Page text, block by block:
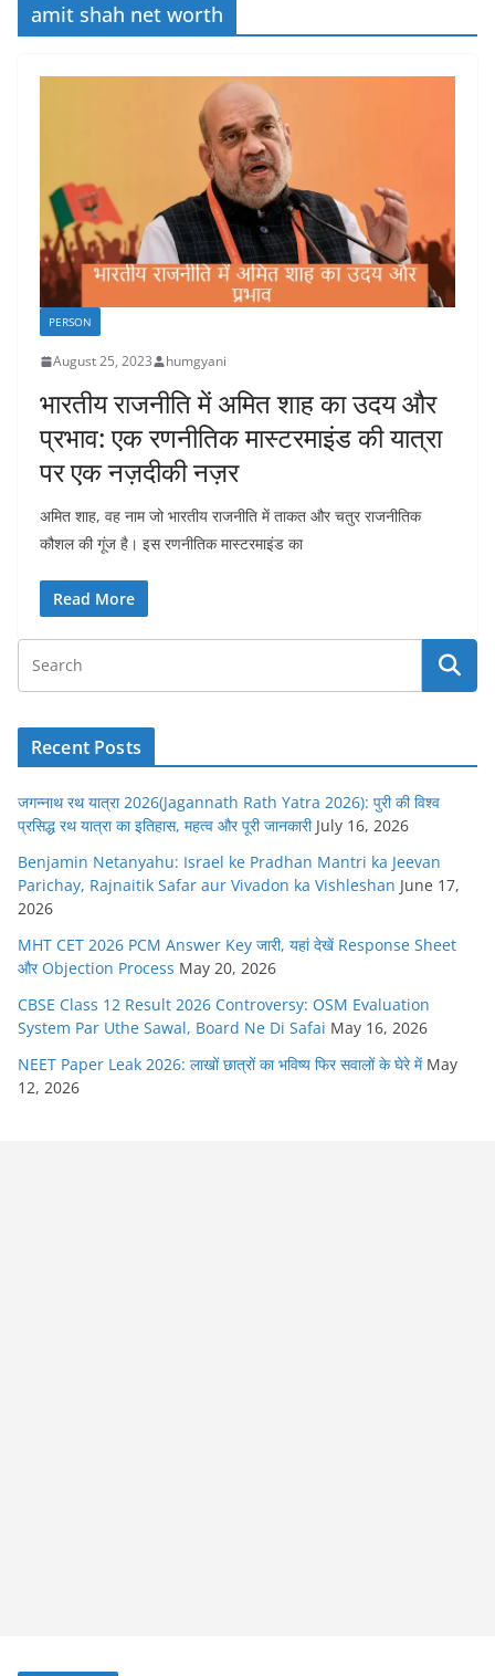
amit shah net worth
PERSON
August 25, 2023 humgyani
भारतीय राजनीति में अमित शाह का उदय और
प्रभाव: एक रणनीतिक मास्टरमाइंड की यात्रा
पर एक नज़दीकी नज़र
अमित शाह, वह नाम जो भारतीय राजनीति में ताकत और चतुर राजनीतिक
कौशल की गूंज है। इस रणनीतिक मास्टरमाइंड का
Read More
Recent Posts
जगन्नाथ रथ यात्रा 2026(Jagannath Rath Yatra 2026): पुरी की विश्व
प्रसिद्ध रथ यात्रा का इतिहास, महत्व और पूरी जानकारी July 16, 2026
Benjamin Netanyahu: Israel ke Pradhan Mantri ka Jeevan
Parichay, Rajnaitik Safar aur Vivadon ka Vishleshan June 17,
2026
MHT CET 2026 PCM Answer Key जारी, यहां देखें Response Sheet
और Objection Process May 20, 2026
CBSE Class 12 Result 2026 Controversy: OSM Evaluation
System Par Uthe Sawal, Board Ne Di Safai May 16, 2026
NEET Paper Leak 2026: लाखों छात्रों का भविष्य फिर सवालों के घेरे में May
12, 2026